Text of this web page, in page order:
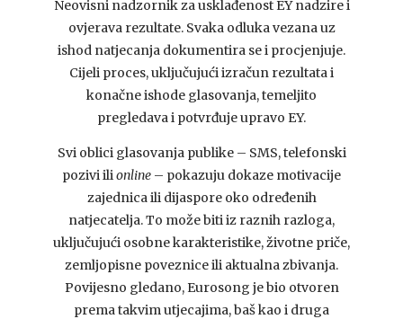
Neovisni nadzornik za usklađenost EY nadzire i
ovjerava rezultate. Svaka odluka vezana uz
ishod natjecanja dokumentira se i procjenjuje.
Cijeli proces, uključujući izračun rezultata i
konačne ishode glasovanja, temeljito
pregledava i potvrđuje upravo EY.
Svi oblici glasovanja publike – SMS, telefonski
pozivi ilionline – pokazuju dokaze motivacije
zajednica ili dijaspore oko određenih
natjecatelja. To može biti iz raznih razloga,
uključujući osobne karakteristike, životne priče,
zemljopisne poveznice ili aktualna zbivanja.
Povijesno gledano, Eurosong je bio otvoren
prema takvim utjecajima, baš kao i druga